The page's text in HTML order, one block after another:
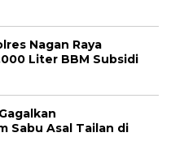
Nagan Raya
Liter BBM Subsidi
Sabu Asal Tailan di